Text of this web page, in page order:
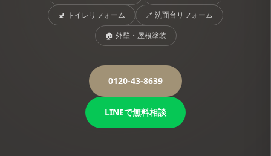
🚽 トイレリフォーム 🪥 洗面台リフォーム
🏠 外壁・屋根塗装
0120-43-8639
LINEで無料相談